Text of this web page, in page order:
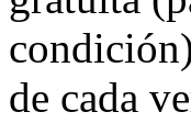
de cada